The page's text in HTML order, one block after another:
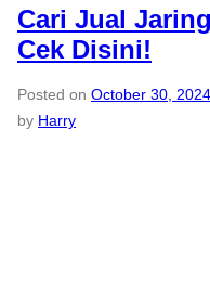
Cari Jual
Cek Disini!
Posted on October 30, 2024
by Harry